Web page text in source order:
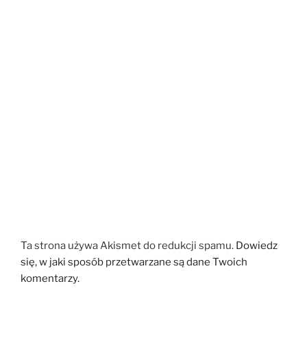
Ta strona używa Akismet do redukcji spamu. Dowiedz
się, w jaki sposób przetwarzane są dane Twoich
komentarzy.